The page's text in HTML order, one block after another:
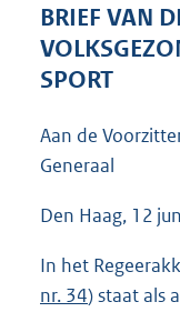
BRIEF VAN
SPORT
Aan de
Generaal
Den Haag, 12
In het
nr. 34) staat als